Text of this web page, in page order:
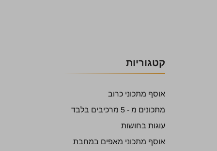
קטגוריות
אוסף מתכוני כרוב
מתכונים מ - 5 מרכיבים בלבד
עוגות בחושות
אוסף מתכוני מאפים במחבת